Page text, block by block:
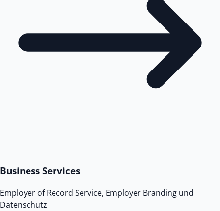
Business Services
Employer of Record Service, Employer Branding und
Datenschutz